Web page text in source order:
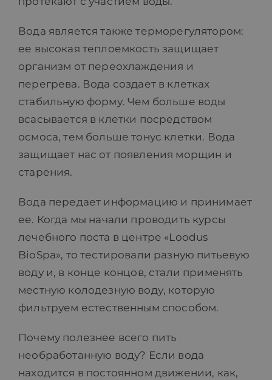
Вода является также терморегулятором:
ее высокая теплоемкость защищает
организм от переохлаждения и
перегрева. Вода создает в клетках
стабильную форму. Чем больше воды
всасывается в клетки посредством
осмоса, тем больше тонус клетки. Вода
защищает нас от появления морщин и
старения.
Вода передает информацию и принимает
ее. Когда мы начали проводить курсы
лечебного поста в центре «Loodus
BioSpa», то тестировали разную питьевую
воду и, в конце концов, стали применять
местную колодезную воду, которую
фильтруем естественным способом.
Почему полезнее всего пить
необработанную воду? Если вода
находится в постоянном движении, как,